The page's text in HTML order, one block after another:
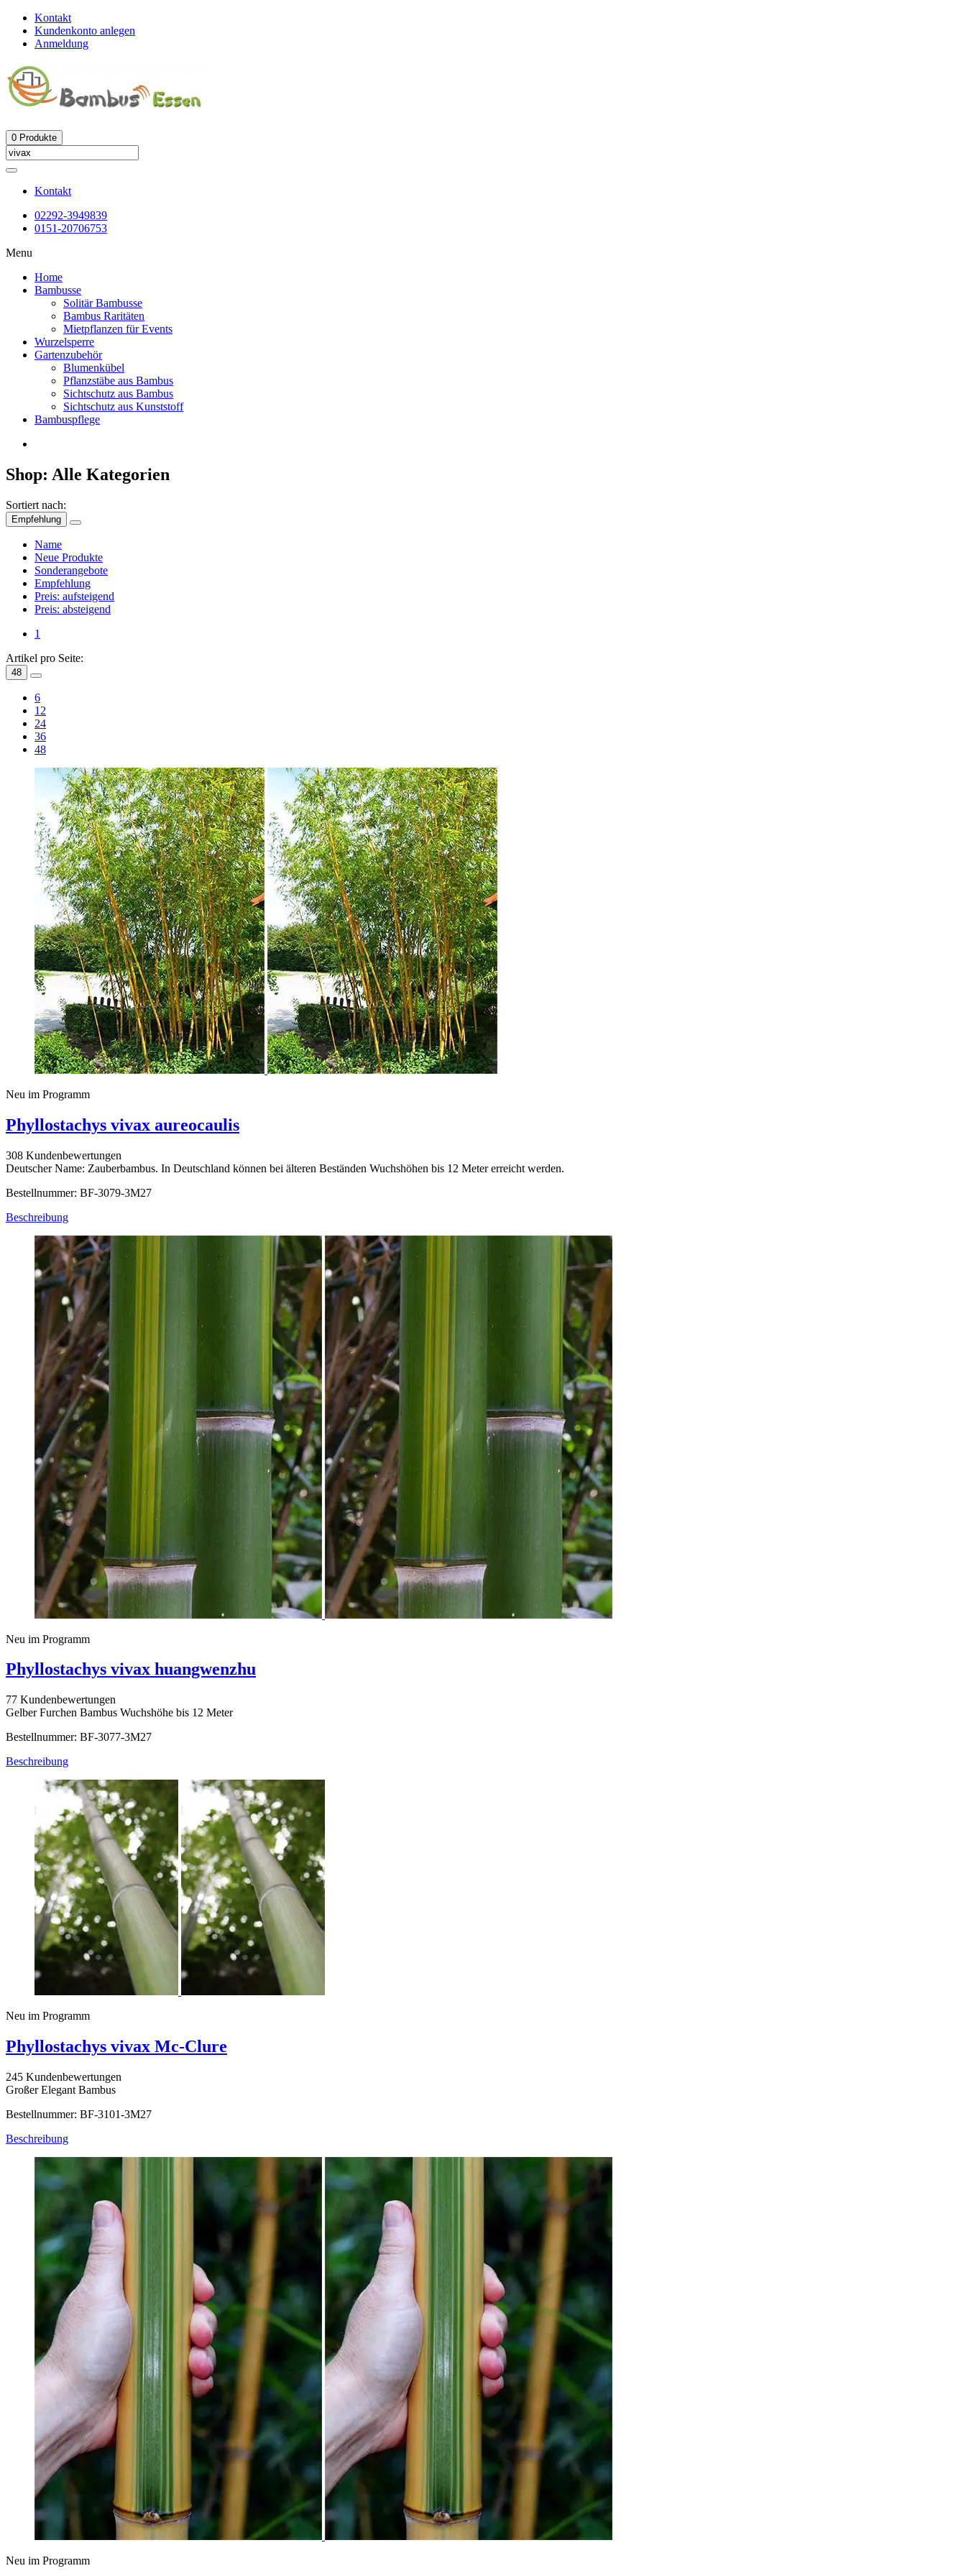
Kontakt
Kundenkonto anlegen
Anmeldung
0 Produkte
Kontakt
02292-3949839
0151-20706753
Menu
Home
Bambusse
Solitär Bambusse
Bambus Raritäten
Mietpflanzen für Events
Wurzelsperre
Gartenzubehör
Blumenkübel
Pflanzstäbe aus Bambus
Sichtschutz aus Bambus
Sichtschutz aus Kunststoff
Bambuspflege
Shop: Alle Kategorien
Sortiert nach:
Empfehlung
Name
Neue Produkte
Sonderangebote
Empfehlung
Preis: aufsteigend
Preis: absteigend
1
Artikel pro Seite:
48
6
12
24
36
48
Neu im Programm
Phyllostachys vivax aureocaulis
308 Kundenbewertungen
Deutscher Name: Zauberbambus. In Deutschland können bei älteren Beständen Wuchshöhen bis 12 Meter erreicht werden.
Bestellnummer: BF-3079-3M27
Beschreibung
Neu im Programm
Phyllostachys vivax huangwenzhu
77 Kundenbewertungen
Gelber Furchen Bambus Wuchshöhe bis 12 Meter
Bestellnummer: BF-3077-3M27
Beschreibung
Neu im Programm
Phyllostachys vivax Mc-Clure
245 Kundenbewertungen
Großer Elegant Bambus
Bestellnummer: BF-3101-3M27
Beschreibung
Neu im Programm